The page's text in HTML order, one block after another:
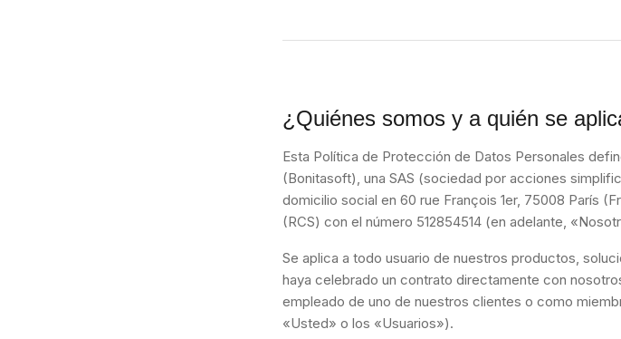
¿Quiénes somos y a quién se
Esta Política de Protección de Datos Personales
(Bonitasoft), una SAS (sociedad por acciones
domicilio social en 60 rue François 1er, 75008 París
(RCS) con el número 512854514 (en adelante,
Se aplica a todo usuario de nuestros productos,
haya celebrado un contrato directamente con
empleado de uno de nuestros clientes o como
«Usted» o los «Usuarios»).